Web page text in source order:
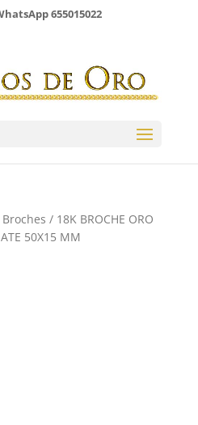
655015022
Broches / 18K BROCHE ORO
50X15 MM